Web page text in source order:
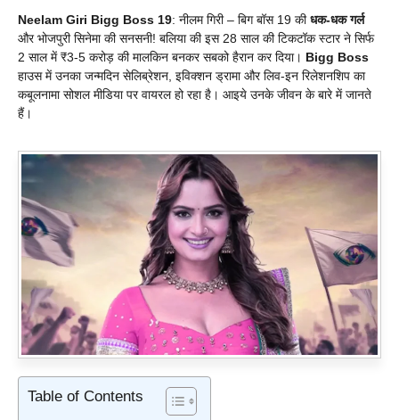
Neelam Giri Bigg Boss 19: नीलम गिरी – बिग बॉस 19 कीधक-धक गर्ल
और भोजपुरी सिनेमा की सनसनी! बलिया की इस 28 साल की टिकटॉक स्टार ने सिर्फ
2 साल में ₹3-5 करोड़ की मालकिन बनकर सबको हैरान कर दिया। Bigg Boss
हाउस में उनका जन्मदिन सेलिब्रेशन, इविक्शन ड्रामा और लिव-इन रिलेशनशिप का
कबूलनामा सोशल मीडिया पर वायरल हो रहा है। आइये उनके जीवन के बारे में जानते
हैं।
Table of Contents